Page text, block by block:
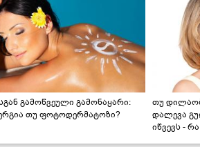
გამოწვეული გამონაყარი:
თუ ფოტოდერმატოზი?
თუ
დალევა
იწვევს -